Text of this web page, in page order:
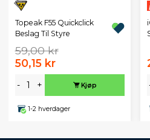
Topeak F55 Quickclick
Beslag Til Styre
59,00 kr
50,15 kr
- + Kjøp
1-2 hverdager